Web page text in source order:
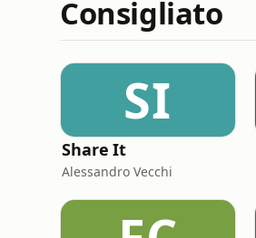
Consigliato
SI
Share It
Alessandro Vecchi